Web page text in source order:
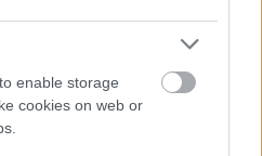
enable storage
cookies on web or
úložného miesta. V tomto byte
pri ošetrení dreva a môže vás